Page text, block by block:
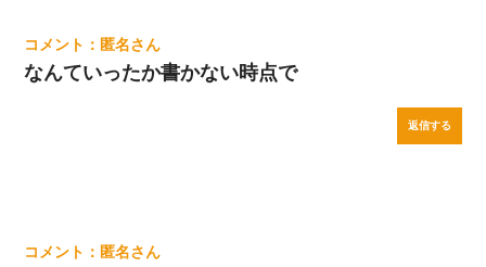
匿名
なんていったか書かない時点で
返信する
匿名